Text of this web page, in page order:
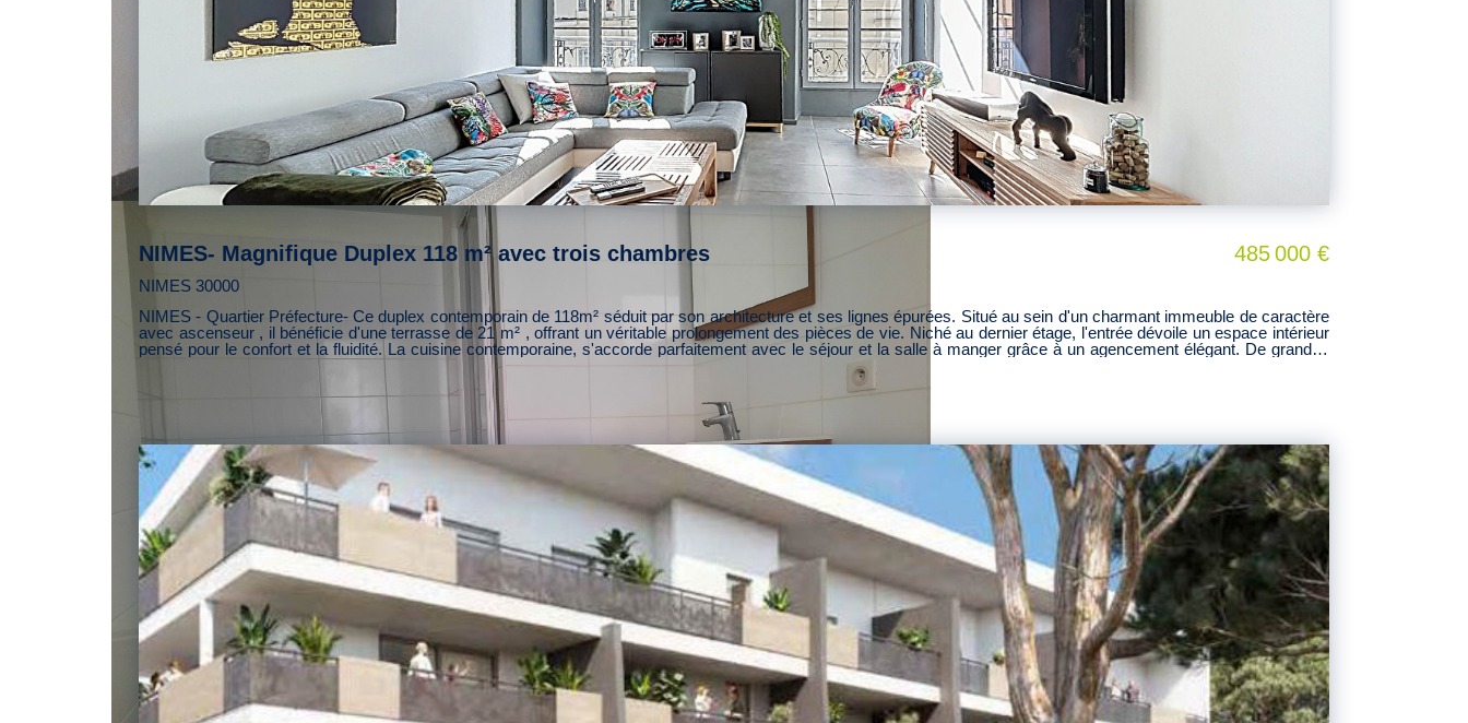
NIMES- Magnifique Duplex 118 m² avec trois chambres 485 000 €
NIMES 30000
NIMES - Quartier Préfecture- Ce duplex contemporain de 118m² séduit par son architecture et ses lignes épurées. Situé au sein d'un charmant immeuble de caractère
avec ascenseur , il bénéficie d'une terrasse de 21 m² , offrant un véritable prolongement des pièces de vie. Niché au dernier étage, l'entrée dévoile un espace intérieur
pensé pour le confort et la fluidité. La cuisine contemporaine, s'accorde parfaitement avec le séjour et la salle à manger grâce à un agencement élégant. De grandes
baies vitrées apportent une hauteur sous plafond remarquable et baignent l'ensemble de lumière naturelle. Deux chambres dont une suite parentale et un WC
complètent ce niveau. L'étage accueille une chambre climatisé et une salle de bains, avec le charme d'être sous les toits. Une cave complète ce bien. Cette adresse
combine le calme d'un dernier étage et l'effervescence du centre-ville historique. Charges annuelle 2499 €- 3 lots d'habitations - DPE C - Délégation de mandat n°
15570 hcv- Informations sur risques auxquels ce bien est exposé disponibles sur le site Géorisques : www.georiques.gouv.fr